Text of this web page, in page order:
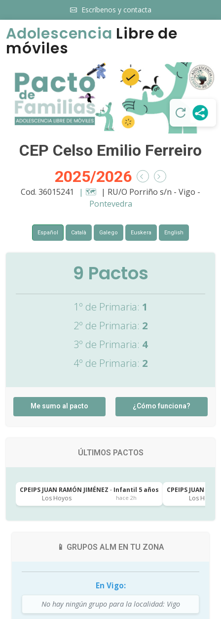
Escríbenos y contacta
Adolescencia Libre de
móviles
CEP Celso Emilio Ferreiro
2025/2026
Cod. 36015241 | 🗺️ | RU/O Porriño s/n - Vigo -
Pontevedra
Español Català Galego Euskera English
9 Pactos
1º de Primaria: 1
2º de Primaria: 2
3º de Primaria: 4
4º de Primaria: 2
Me sumo al pacto ¿Cómo funciona?
ÚLTIMOS PACTOS
CPEIPS JUAN RAMÓN JIMÉNEZ · Infantil 5 años
Los Hoyos
hace 2h
CPEIPS JUAN
Los Hoyos
📱 GRUPOS ALM EN TU ZONA
En Vigo:
No hay ningún grupo para la localidad: Vigo